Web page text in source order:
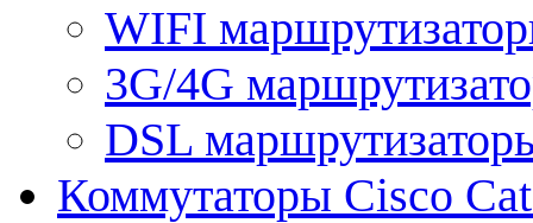
WIFI
3G/4G
DSL
Коммутаторы Cisco